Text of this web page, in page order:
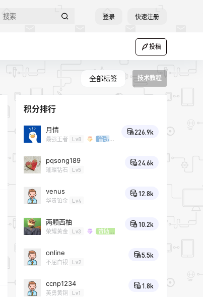
登录 快速注册
投稿
全部标签 技术教程
积分排行
月情
最强王者 Lv8
管理
226.9k
pqsong189
璀璨钻石 Lv5
24.6k
venus
华贵铂金 Lv4
12.8k
两颗西柚
荣耀黄金 Lv3
赞助会
10.2k
online
不屈白银 Lv2
5.5k
ccnp1234
英勇黄铜 Lv1
1.8k